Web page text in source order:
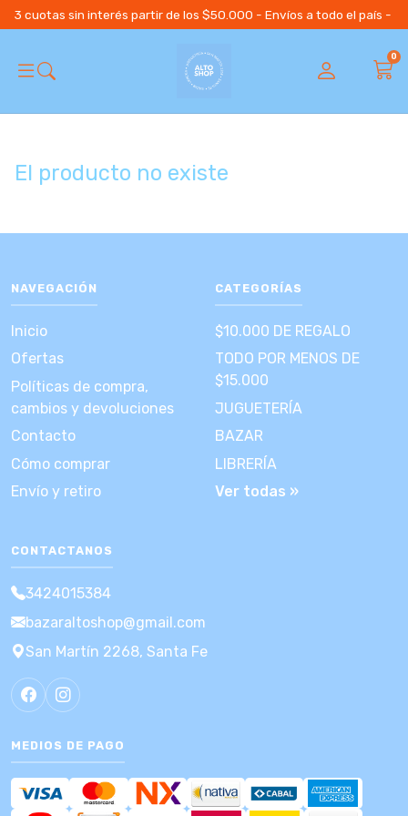
3 cuotas sin interés partir de los $50.000 - Envíos a todo el país -
0
El producto no existe
NAVEGACIÓN
Inicio
Ofertas
Políticas de compra,
cambios y devoluciones
Contacto
Cómo comprar
Envío y retiro
CATEGORÍAS
$10.000 DE REGALO
TODO POR MENOS DE
$15.000
JUGUETERÍA
BAZAR
LIBRERÍA
Ver todas »
CONTACTANOS
3424015384
bazaraltoshop@gmail.com
San Martín 2268, Santa Fe
MEDIOS DE PAGO